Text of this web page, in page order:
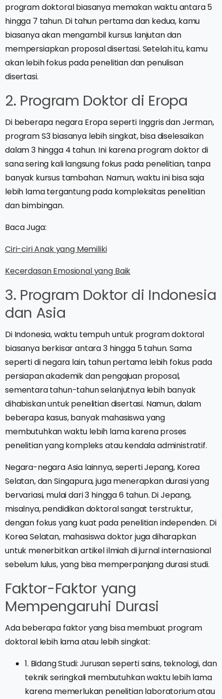
program doktoral biasanya memakan waktu antara 5
hingga 7 tahun. Di tahun pertama dan kedua, kamu
biasanya akan mengambil kursus lanjutan dan
mempersiapkan proposal disertasi. Setelah itu, kamu
akan lebih fokus pada penelitian dan penulisan
disertasi.
2. Program Doktor di Eropa
Di beberapa negara Eropa seperti Inggris dan Jerman,
program S3 biasanya lebih singkat, bisa diselesaikan
dalam 3 hingga 4 tahun. Ini karena program doktor di
sana sering kali langsung fokus pada penelitian, tanpa
banyak kursus tambahan. Namun, waktu ini bisa saja
lebih lama tergantung pada kompleksitas penelitian
dan bimbingan.
Baca Juga:
Ciri-ciri Anak yang Memiliki
Kecerdasan Emosional yang Baik
3. Program Doktor di Indonesia
dan Asia
Di Indonesia, waktu tempuh untuk program doktoral
biasanya berkisar antara 3 hingga 5 tahun. Sama
seperti di negara lain, tahun pertama lebih fokus pada
persiapan akademik dan pengajuan proposal,
sementara tahun-tahun selanjutnya lebih banyak
dihabiskan untuk penelitian disertasi. Namun, dalam
beberapa kasus, banyak mahasiswa yang
membutuhkan waktu lebih lama karena proses
penelitian yang kompleks atau kendala administratif.
Negara-negara Asia lainnya, seperti Jepang, Korea
Selatan, dan Singapura, juga menerapkan durasi yang
bervariasi, mulai dari 3 hingga 6 tahun. Di Jepang,
misalnya, pendidikan doktoral sangat terstruktur,
dengan fokus yang kuat pada penelitian independen. Di
Korea Selatan, mahasiswa doktor juga diharapkan
untuk menerbitkan artikel ilmiah di jurnal internasional
sebelum lulus, yang bisa memperpanjang durasi studi.
Faktor-Faktor yang
Mempengaruhi Durasi
Ada beberapa faktor yang bisa membuat program
doktoral lebih lama atau lebih singkat:
1. Bidang Studi: Jurusan seperti sains, teknologi, dan
teknik seringkali membutuhkan waktu lebih lama
karena memerlukan penelitian laboratorium atau